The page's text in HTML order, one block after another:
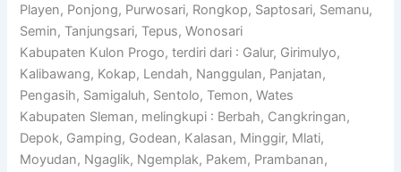
Playen, Ponjong, Purwosari, Rongkop, Saptosari, Semanu,
Semin, Tanjungsari, Tepus, Wonosari
Kabupaten Kulon Progo, terdiri dari : Galur, Girimulyo,
Kalibawang, Kokap, Lendah, Nanggulan, Panjatan,
Pengasih, Samigaluh, Sentolo, Temon, Wates
Kabupaten Sleman, melingkupi : Berbah, Cangkringan,
Depok, Gamping, Godean, Kalasan, Minggir, Mlati,
Moyudan, Ngaglik, Ngemplak, Pakem, Prambanan,